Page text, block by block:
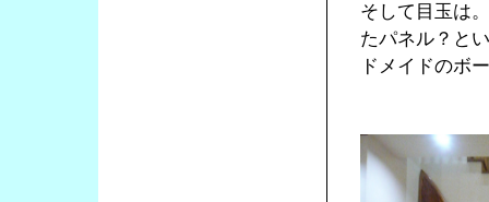
そして目玉は
たパネル？と
ドメイドのボ